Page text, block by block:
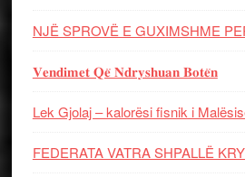
NJË SPROVË E GUXIMSHME
𝐕𝐞𝐧𝐝𝐢𝐦𝐞𝐭 𝐐𝐞̈ 𝐍𝐝𝐫𝐲𝐬𝐡𝐮𝐚𝐧 𝐁𝐨𝐭𝐞̈𝐧
Lek Gjolaj – kalorësi fisnik i
FEDERATA VATRA SHPALLË